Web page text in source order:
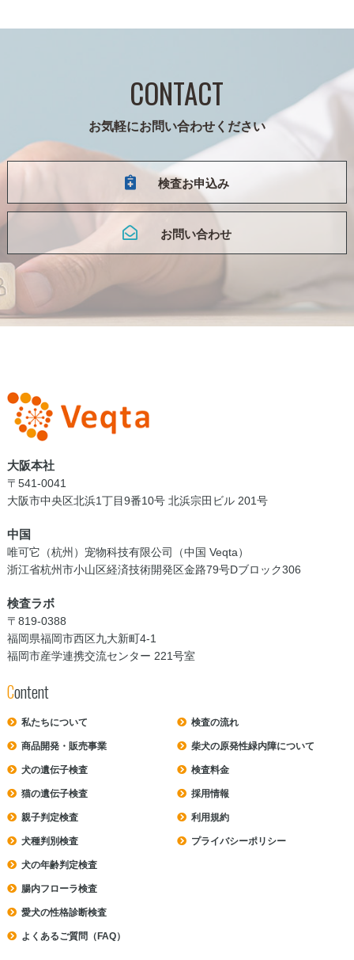
CONTACT
お気軽にお問い合わせください
検査お申込み
お問い合わせ
大阪本社
〒541-0041
大阪市中央区北浜1丁目9番10号 北浜宗田ビル 201号
中国
唯可它（杭州）宠物科技有限公司（中国 Veqta）
浙江省杭州市小山区経済技術開発区金路79号Dブロック306
検査ラボ
〒819-0388
福岡県福岡市西区九大新町4-1
福岡市産学連携交流センター 221号室
Content
私たちについて
商品開発・販売事業
犬の遺伝子検査
猫の遺伝子検査
親子判定検査
犬種判別検査
犬の年齢判定検査
腸内フローラ検査
愛犬の性格診断検査
よくあるご質問（FAQ）
検査の流れ
柴犬の原発性緑内障について
検査料⾦
採用情報
利⽤規約
プライバシーポリシー